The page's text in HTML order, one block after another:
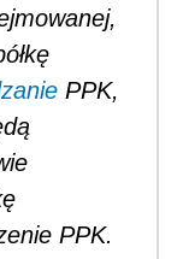
PPK,
PPK.